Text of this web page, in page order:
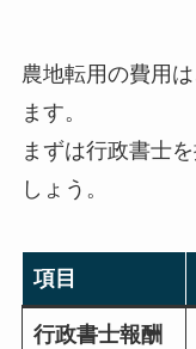
農地転用の費用
ます。
まずは行政書士
しょう。
項目
行政書士報酬